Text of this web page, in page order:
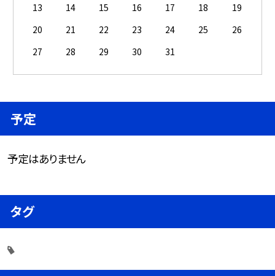
13
14 15 16 17 18
19
20
21 22 23 24 25
26
27
28 29 30 31
予定
予定はありません
タグ